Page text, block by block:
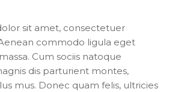
sit amet, consectetuer
commodo ligula eget
Cum sociis natoque
dis parturient montes,
mus. Donec quam felis, ultricies